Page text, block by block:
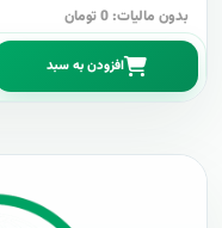
بدون مالیات: 0 تومان
افزودن به سبد